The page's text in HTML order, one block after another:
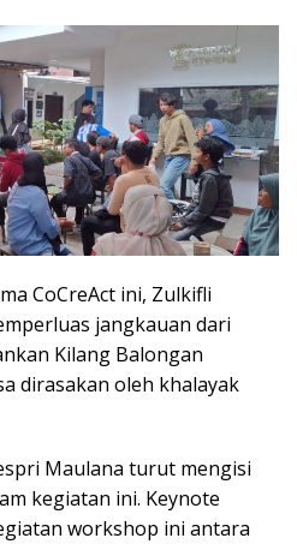
CoCreAct ini, Zulkifli
jangkauan dari
Kilang Balongan
dirasakan oleh khalayak
Maulana turut mengisi
kegiatan ini. Keynote
workshop ini antara